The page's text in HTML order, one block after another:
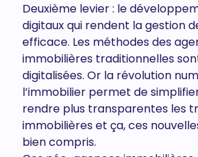
Deuxième levier : le
digitaux qui rendent la gestion
efficace. Les méthodes des
immobilières traditionnelles
digitalisées. Or la révolution
l’immobilier permet de
rendre plus transparentes les
immobilières et ça, ces
bien compris.